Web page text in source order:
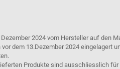
2024 vom Hersteller auf den
dem 13.Dezember 2024 eingelagert
Produkte sind ausschliesslich für